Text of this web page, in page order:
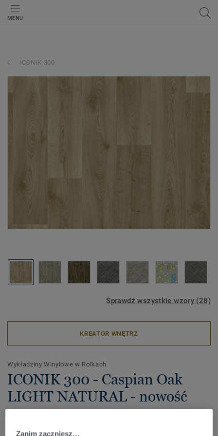
MENU
ICONIK 300
Sprawdź wszystkie wzory (28)
KREATOR WNĘTRZ
Wykładziny Winylowe w Rolkach
ICONIK 300 - Caspian Oak
LIGHT NATURAL - nowość
designów kolekcja ICONIK 300 doskonale łączy cenową
Zanim zaczniesz…